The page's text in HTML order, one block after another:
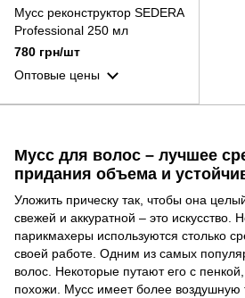
Мусс реконструктор SEDERA
Professional 250 мл
780 грн/шт
Оптовые цены
Мусс для волос – лучшее
придания объема и
Уложить прическу так, чтобы она
свежей и аккуратной – это искусство.
парикмахеры используются столько
своей работе. Одним из самых
волос. Некоторые путают его с
похожи. Мусс имеет более воздушную